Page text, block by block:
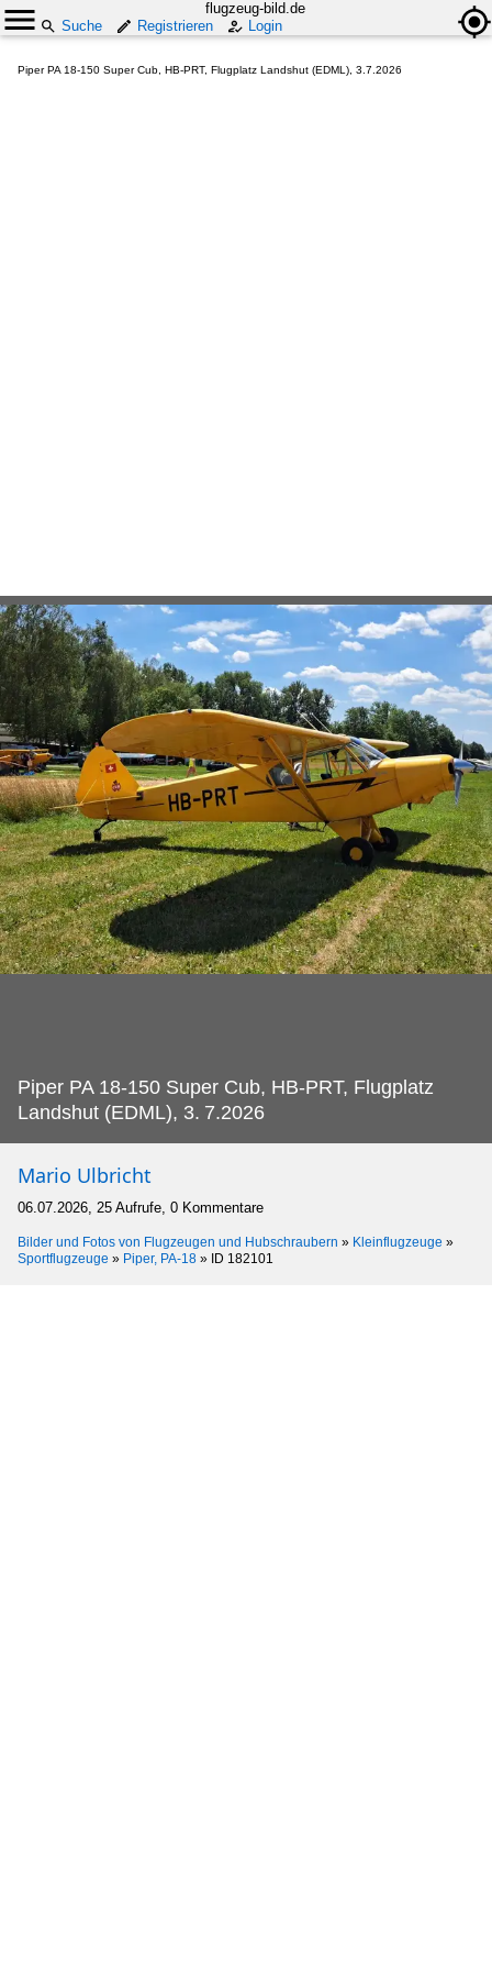
flugzeug-bild.de
Suche
Registrieren Login
Piper PA 18-150 Super Cub, HB-PRT, Flugplatz Landshut (EDML), 3.7.2026
Piper PA 18-150 Super Cub, HB-PRT, Flugplatz
Landshut (EDML), 3. 7.2026
Mario Ulbricht
06.07.2026, 25 Aufrufe, 0 Kommentare
Bilder und Fotos von Flugzeugen und Hubschraubern » Kleinflugzeuge »
Sportflugzeuge » Piper, PA-18 » ID 182101